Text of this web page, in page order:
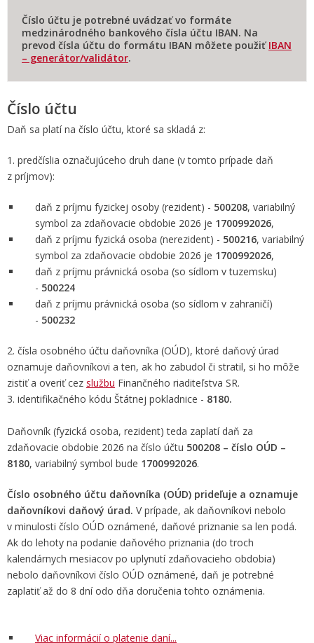
Číslo účtu je potrebné uvádzať vo formáte
medzinárodného bankového čísla účtu IBAN. Na
prevod čísla účtu do formátu IBAN môžete použiť IBAN
– generátor/validátor.
Číslo účtu
Daň sa platí na číslo účtu, ktoré sa skladá z:
1. predčíslia označujúceho druh dane (v tomto prípade daň
z príjmov):
daň z príjmu fyzickej osoby (rezident) - 500208, variabilný
symbol za zdaňovacie obdobie 2026 je 1700992026,
daň z príjmu fyzická osoba (nerezident) - 500216, variabilný
symbol za zdaňovacie obdobie 2026 je 1700992026,
daň z príjmu právnická osoba (so sídlom v tuzemsku)
- 500224
daň z príjmu právnická osoba (so sídlom v zahraničí)
- 500232
2. čísla osobného účtu daňovníka (OÚD), ktoré daňový úrad
oznamuje daňovníkovi a ten, ak ho zabudol či stratil, si ho môže
zistiť a overiť cez službu Finančného riaditeľstva SR.
3. identifikačného kódu Štátnej pokladnice - 8180.
Daňovník (fyzická osoba, rezident) teda zaplatí daň za
zdaňovacie obdobie 2026 na číslo účtu 500208 – číslo OÚD –
8180, variabilný symbol bude 1700992026.
Číslo osobného účtu daňovníka (OÚD) prideľuje a oznamuje
daňovníkovi daňový úrad. V prípade, ak daňovníkovi nebolo
v minulosti číslo OÚD oznámené, daňové priznanie sa len podá.
Ak do lehoty na podanie daňového priznania (do troch
kalendárnych mesiacov po uplynutí zdaňovacieho obdobia)
nebolo daňovníkovi číslo OÚD oznámené, daň je potrebné
zaplatiť až do 8 dní odo dňa doručenia tohto oznámenia.
Viac informácií o platenie daní...